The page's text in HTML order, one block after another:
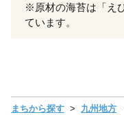
※原材の海苔は「え
ています。
まちから探す 九州地方